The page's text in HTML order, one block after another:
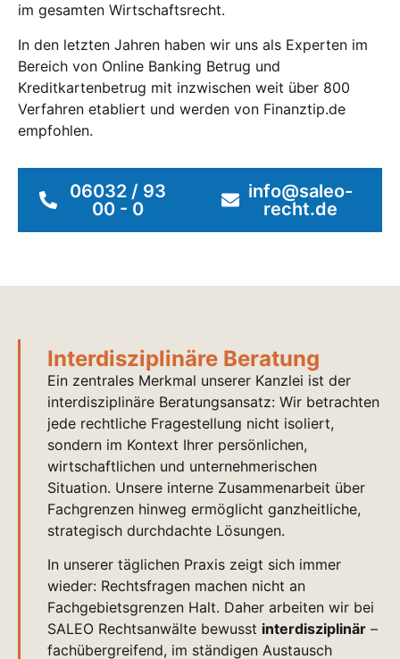
im gesamten Wirtschaftsrecht.
In den letzten Jahren haben wir uns als Experten im
Bereich von Online Banking Betrug und
Kreditkartenbetrug mit inzwischen weit über 800
Verfahren etabliert und werden von Finanztip.de
empfohlen.
06032 / 93
00 - 0
info@saleo-
recht.de
Interdisziplinäre Beratung
Ein zentrales Merkmal unserer Kanzlei ist der
interdisziplinäre Beratungsansatz: Wir betrachten
jede rechtliche Fragestellung nicht isoliert,
sondern im Kontext Ihrer persönlichen,
wirtschaftlichen und unternehmerischen
Situation. Unsere interne Zusammenarbeit über
Fachgrenzen hinweg ermöglicht ganzheitliche,
strategisch durchdachte Lösungen.
In unserer täglichen Praxis zeigt sich immer
wieder: Rechtsfragen machen nicht an
Fachgebietsgrenzen Halt. Daher arbeiten wir bei
SALEO Rechtsanwälte bewusst interdisziplinär –
fachübergreifend, im ständigen Austausch